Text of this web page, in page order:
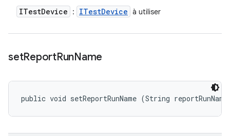
ITestDevice : ITestDevice à utiliser
setReportRunName
public void setReportRunName (String